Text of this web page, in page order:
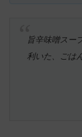
旨辛味噌スー
利いた、ごは